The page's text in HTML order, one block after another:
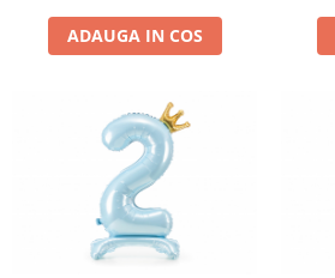
ADAUGA IN COS